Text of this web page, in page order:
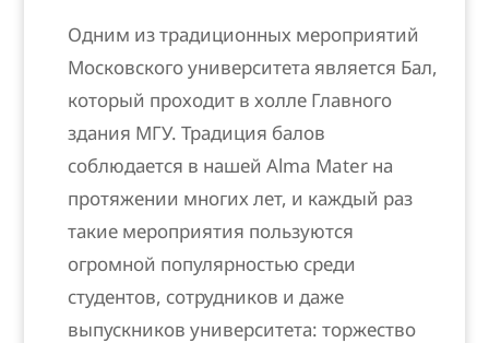
Одним из традиционных мероприятий
Московского университета является Бал,
который проходит в холле Главного
здания МГУ. Традиция балов
соблюдается в нашей Alma Mater на
протяжении многих лет, и каждый раз
такие мероприятия пользуются
огромной популярностью среди
студентов, сотрудников и даже
выпускников университета: торжество